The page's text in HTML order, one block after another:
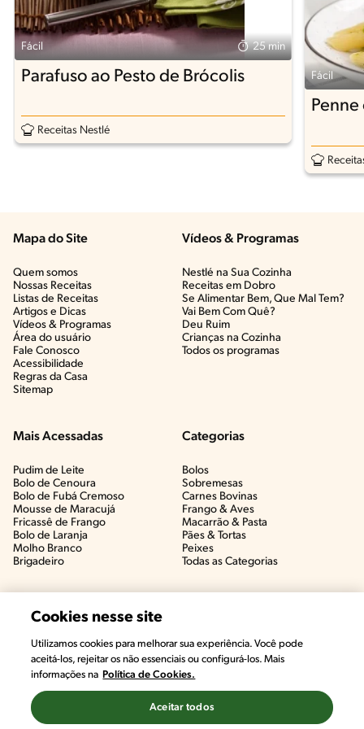
Fácil 25 min
Parafuso ao Pesto de Brócolis
Receitas Nestlé
Fácil
Mapa do Site
Quem somos
Nossas Receitas
Listas de Receitas​
Artigos e Dicas​
Vídeos & Programas​
Área do usuário
Fale Conosco
Acessibilidade
Regras da Casa
Sitemap
Vídeos & Programas​
Nestlé na Sua Cozinha
Receitas em Dobro
Se Alimentar Bem, Que Mal Tem?​
Vai Bem Com Quê?​
Deu Ruim​
Crianças na Cozinha​
Todos os programas
Mais Acessadas
Pudim de Leite
Bolo de Cenoura
Bolo de Fubá Cremoso
Mousse de Maracujá
Fricassê de Frango
Bolo de Laranja
Molho Branco
Brigadeiro
Categorias
Bolos
Sobremesas
Carnes Bovinas​
Frango & Aves​
Macarrão & Pasta​
Pães & Tortas​
Peixes
Todas as Categorias
Cookies nesse site
Utilizamos cookies para melhorar sua experiência. Você pode
aceitá-los, rejeitar os não essenciais ou configurá-los. Mais
informações na Política de Cookies.
Aceitar todos